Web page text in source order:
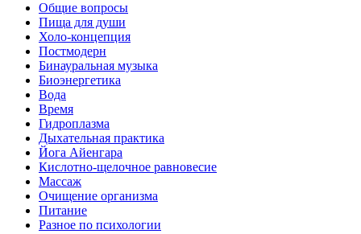
Общие вопросы
Пища для души
Холо-концепция
Постмодерн
Бинауральная музыка
Биоэнергетика
Вода
Время
Гидроплазма
Дыхательная практика
Йога Айенгара
Кислотно-щелочное равновесие
Массаж
Очищение организма
Питание
Разное по психологии